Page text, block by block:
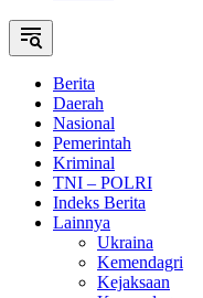
Berita
Daerah
Nasional
Pemerintah
Kriminal
TNI – POLRI
Indeks Berita
Lainnya
Ukraina
Kemendagri
Kejaksaan